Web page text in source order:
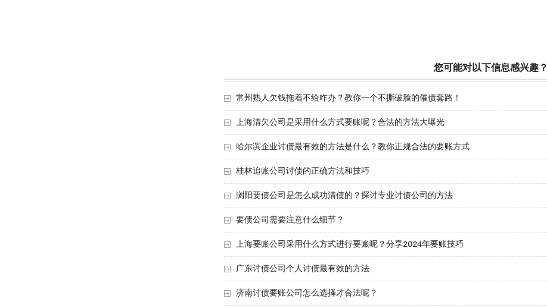
您可能对以下信息感兴趣？
常州熟人欠钱拖着不给咋办？教你一个不撕破脸的催债套路！
上海清欠公司是采用什么方式要账呢？合法的方法大曝光
哈尔滨企业讨债最有效的方法是什么？教你正规合法的要账方式
桂林追账公司讨债的正确方法和技巧
浏阳要债公司是怎么成功清债的？探讨专业讨债公司的方法
要债公司需要注意什么细节？
上海要账公司采用什么方式进行要账呢？分享2024年要账技巧
广东讨债公司个人讨债最有效的方法
济南讨债要账公司怎么选择才合法呢？